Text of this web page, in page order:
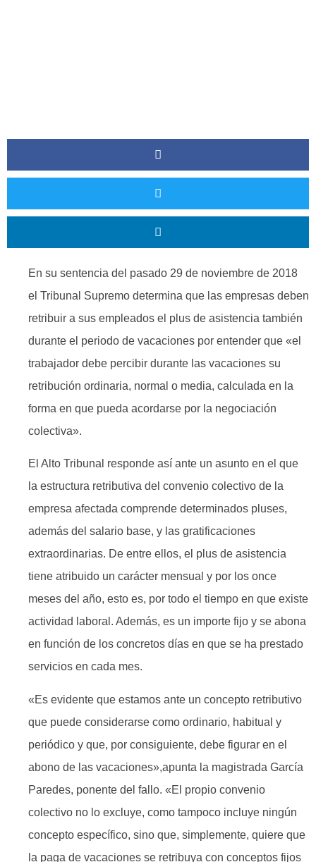
En su sentencia del pasado 29 de noviembre de 2018
el Tribunal Supremo determina que las empresas deben
retribuir a sus empleados el plus de asistencia también
durante el periodo de vacaciones por entender que «el
trabajador debe percibir durante las vacaciones su
retribución ordinaria, normal o media, calculada en la
forma en que pueda acordarse por la negociación
colectiva».
El Alto Tribunal responde así ante un asunto en el que
la estructura retributiva del convenio colectivo de la
empresa afectada comprende determinados pluses,
además del salario base, y las gratificaciones
extraordinarias. De entre ellos, el plus de asistencia
tiene atribuido un carácter mensual y por los once
meses del año, esto es, por todo el tiempo en que existe
actividad laboral. Además, es un importe fijo y se abona
en función de los concretos días en que se ha prestado
servicios en cada mes.
«Es evidente que estamos ante un concepto retributivo
que puede considerarse como ordinario, habitual y
periódico y que, por consiguiente, debe figurar en el
abono de las vacaciones»,apunta la magistrada García
Paredes, ponente del fallo. «El propio convenio
colectivo no lo excluye, como tampoco incluye ningún
concepto específico, sino que, simplemente, quiere que
la paga de vacaciones se retribuya con conceptos fijos